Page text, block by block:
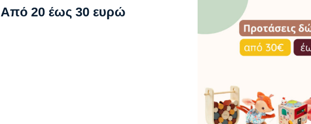
Από 20 έως 30 ευρώ